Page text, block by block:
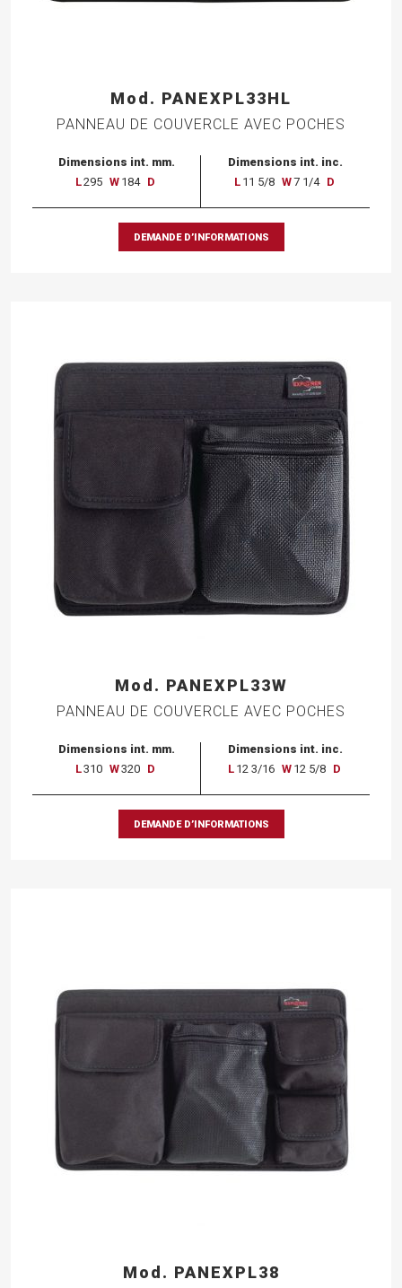
Mod. PANEXPL33HL
PANNEAU DE COUVERCLE AVEC POCHES
Dimensions int. mm.
L295 W 184 D
Dimensions int. inc.
L 11 5/8 W7 1/4 D
DEMANDE D’INFORMATIONS
Mod. PANEXPL33W
PANNEAU DE COUVERCLE AVEC POCHES
Dimensions int. mm.
L310 W320 D
Dimensions int. inc.
L 12 3/16 W 12 5/8 D
DEMANDE D’INFORMATIONS
Mod. PANEXPL38